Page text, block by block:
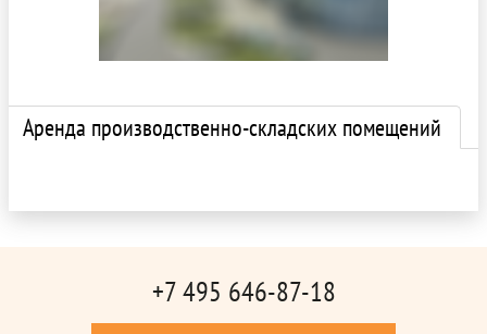
Аренда производственно-складских помещений
+7 495 646-87-18